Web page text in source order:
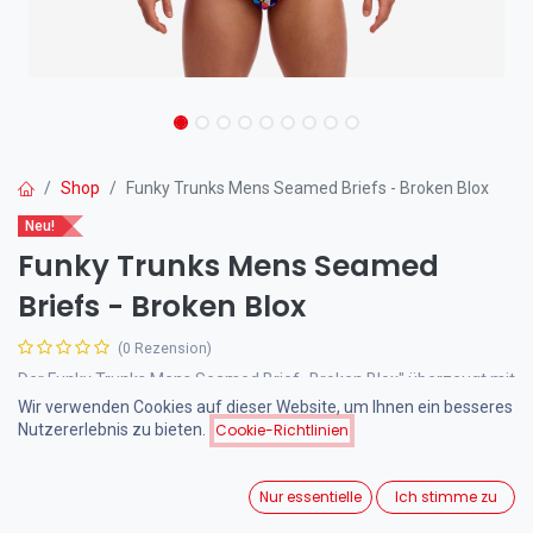
Shop Funky Trunks Mens Seamed Briefs - Broken Blox
Neu!
Funky Trunks Mens Seamed
Briefs - Broken Blox
(0 Rezension)
Der Funky Trunks Mens Seamed Brief „Broken Blox" überzeugt mit
einem auffälligen Multicolor-Blockprint und leistungsstarkem ECO
C-Infinity Gewebe aus recycelten PET-Flaschen. Der ideale
Trainingsbrief für ambitionierte Schwimmer, die auf Style und
Wir verwenden Cookies auf dieser Website, um Ihnen ein besseres
Nutzererlebnis zu bieten.
Cookie-Richtlinien
Nur essentielle Ich stimme zu